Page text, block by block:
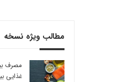
مطالب ویژه نسخه
غذایی